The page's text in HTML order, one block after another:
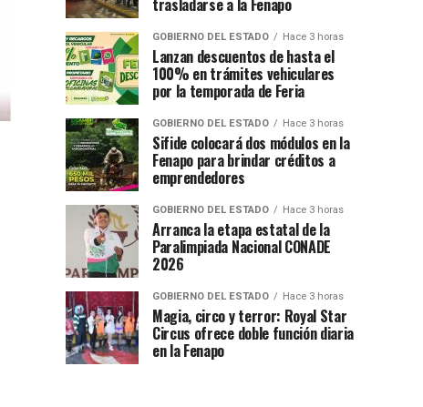
trasladarse a la Fenapo
GOBIERNO DEL ESTADO Hace 3 horas
Lanzan descuentos de hasta el
100% en trámites vehiculares
por la temporada de Feria
GOBIERNO DEL ESTADO Hace 3 horas
Sifide colocará dos módulos en la
Fenapo para brindar créditos a
emprendedores
GOBIERNO DEL ESTADO Hace 3 horas
Arranca la etapa estatal de la
Paralimpiada Nacional CONADE
2026
GOBIERNO DEL ESTADO Hace 3 horas
Magia, circo y terror: Royal Star
Circus ofrece doble función diaria
en la Fenapo